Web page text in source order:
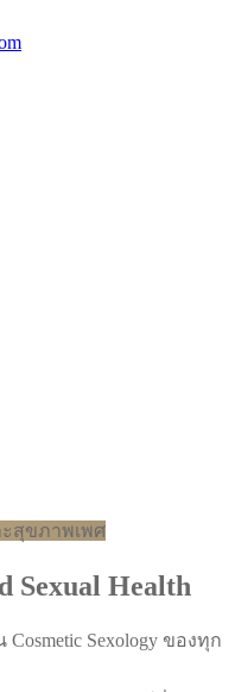
สุขภาพเพศ
Sexual Health
Sexology ของทุก